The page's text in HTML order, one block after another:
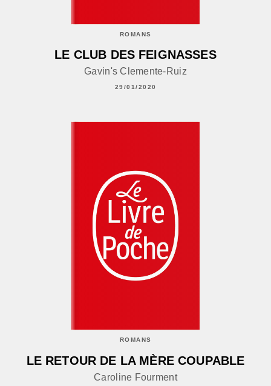
ROMANS
LE CLUB DES FEIGNASSES
Gavin's Clemente-Ruiz
29/01/2020
ROMANS
LE RETOUR DE LA MÈRE COUPABLE
Caroline Fourment